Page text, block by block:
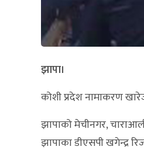
झापा।
कोशी प्रदेश नामाकरण
झापाको मेचीनगर,
झापाका डीएसपी खगेन्द्र